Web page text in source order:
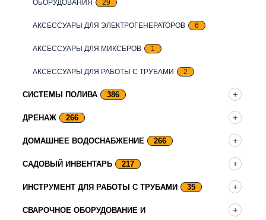
ОБОРУДОВАНИЯ 29
АКСЕССУАРЫ ДЛЯ ЭЛЕКТРОГЕНЕРАТОРОВ 6
АКСЕССУАРЫ ДЛЯ МИКСЕРОВ 1
АКСЕССУАРЫ ДЛЯ РАБОТЫ С ТРУБАМИ 2
СИСТЕМЫ ПОЛИВА 386
ДРЕНАЖ 266
ДОМАШНЕЕ ВОДОСНАБЖЕНИЕ 266
САДОВЫЙ ИНВЕНТАРЬ 217
ИНСТРУМЕНТ ДЛЯ РАБОТЫ С ТРУБАМИ 35
СВАРОЧНОЕ ОБОРУДОВАНИЕ И